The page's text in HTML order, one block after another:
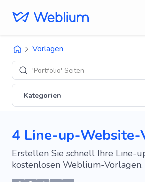
Vorlagen
'Portfolio' Seiten
Kategorien
4 Line-up-Website-
Erstellen Sie schnell Ihre Line-
kostenlosen Weblium-Vorlagen.